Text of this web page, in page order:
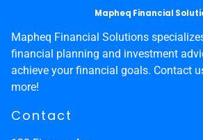
Mapheq Financial
Mapheq Financial Solutions
financial planning and investment
achieve your financial goals. Contact
more!
Contact